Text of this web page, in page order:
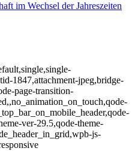
im Wechsel der Jahreszeiten
1847,attachment-jpeg,bridge-
page-transition-
ver-29.5,qode-theme-
js-